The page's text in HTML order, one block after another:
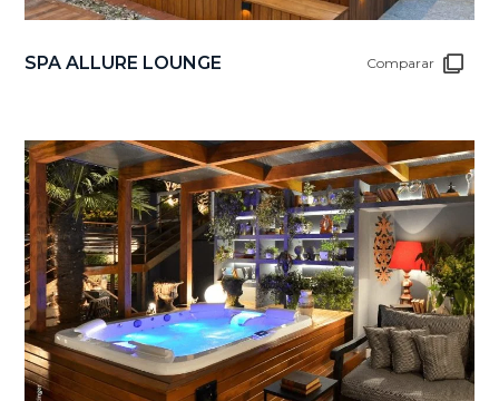
SPA ALLURE LOUNGE Comparar